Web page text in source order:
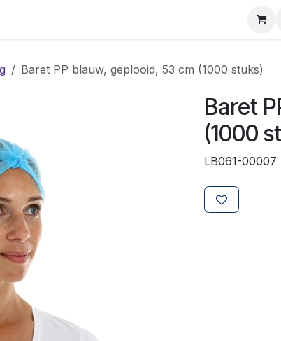
Klant worden
Baret PP blauw, geplooid, 53 cm (1000 stuks)
Baret
(1000
LB061-00007